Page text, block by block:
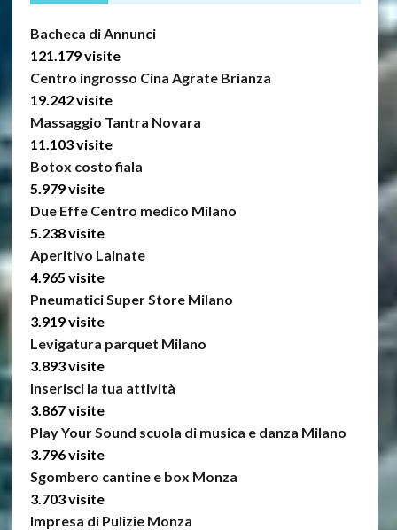
Bacheca di Annunci
121.179 visite
Centro ingrosso Cina Agrate Brianza
19.242 visite
Massaggio Tantra Novara
11.103 visite
Botox costo fiala
5.979 visite
Due Effe Centro medico Milano
5.238 visite
Aperitivo Lainate
4.965 visite
Pneumatici Super Store Milano
3.919 visite
Levigatura parquet Milano
3.893 visite
Inserisci la tua attività
3.867 visite
Play Your Sound scuola di musica e danza Milano
3.796 visite
Sgombero cantine e box Monza
3.703 visite
Impresa di Pulizie Monza